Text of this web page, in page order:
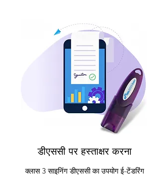
डीएससी पर हस्ताक्षर करना
क्लास 3 साइनिंग डीएससी का उपयोग ई-टेंडरिंग